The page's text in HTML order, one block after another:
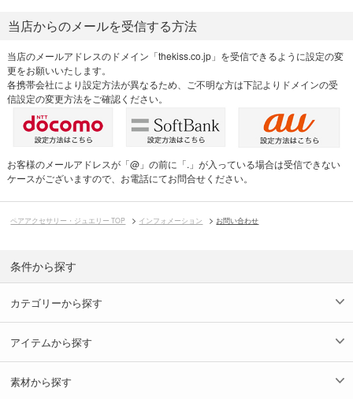
当店からのメールを受信する方法
当店のメールアドレスのドメイン「thekiss.co.jp」を受信できるように設定の変
更をお願いいたします。
各携帯会社により設定方法が異なるため、ご不明な方は下記よりドメインの受
信設定の変更方法をご確認ください。
お客様のメールアドレスが「@」の前に「.」が入っている場合は受信できない
ケースがございますので、お電話にてお問合せください。
ペアアクセサリー・ジュエリー TOP インフォメーション お問い合わせ
条件から探す
カテゴリーから探す
アイテムから探す
素材から探す